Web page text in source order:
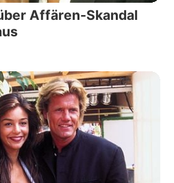
Affären-Skandal